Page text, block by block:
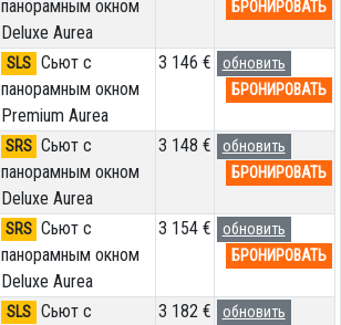
панорамным окном
Deluxe Aurea
БРОНИРОВАТЬ
SLS Сьют с
панорамным окном
Premium Aurea
3 146 €
обновить
БРОНИРОВАТЬ
SRS Сьют с
панорамным окном
Deluxe Aurea
3 148 €
обновить
БРОНИРОВАТЬ
SRS Сьют с
панорамным окном
Deluxe Aurea
3 154 €
обновить
БРОНИРОВАТЬ
SLS Сьют с
3 182 €
обновить